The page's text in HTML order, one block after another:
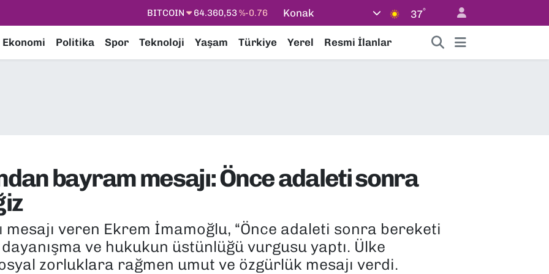
DOLAR 47,7069%0.17
EURO
55,0265%0.01
STERLİN
64,1897%0.02
Konak 37°
Ekonomi Politika Spor Teknoloji Yaşam Türkiye Yerel Resmi İlanlar
bayram mesajı: Önce adaleti sonra
mesajı veren Ekrem İmamoğlu, “Önce adaleti sonra bereketi
ve hukukun üstünlüğü vurgusu yaptı. Ülke
zorluklara rağmen umut ve özgürlük mesajı verdi.